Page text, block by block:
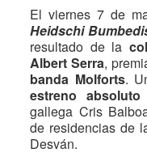
El viernes 7 de
Heidschi
resultado de la
Albert Serra,
banda Molforts.
estreno absoluto
gallega Cris
de residencias de
Desván.